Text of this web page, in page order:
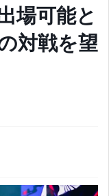
場可能と
対戦を望